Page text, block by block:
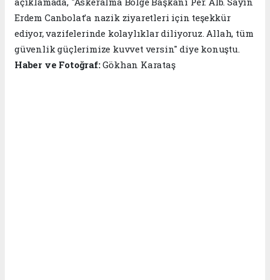
Erdem Canbolat’a nazik ziyaretleri için teşekkür
ediyor, vazifelerinde kolaylıklar diliyoruz. Allah, tüm
güvenlik güçlerimize kuvvet versin" diye konuştu.
Haber ve Fotoğraf:Gökhan Karataş